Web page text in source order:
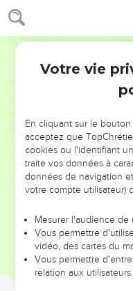
Romains 4
17 Je t'ai établi père d'un
notre père devant le Dieu
Espérant contre toute
ainsi devenu le père d'un
descendance.
Sans faiblir dans la foi,
était déjà usé, puisqu'il
n'était plus en état
mais il a été fortifié par
car il avait la pleine
peut aussi l'accomplir.
C'est pourquoi cela lui
Votre vie
En cliquant sur le
acceptez que
cookies ou l'identifiant
traite vos données à
données de navigation
votre compte utilisateur)
Mesurer l'audience de
Vous permettre
vidéo, des cartes du
Vous permettre
relation aux utilisateurs.